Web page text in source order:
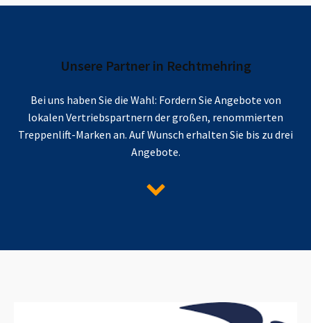
Unsere Partner in Rechtmehring
Bei uns haben Sie die Wahl: Fordern Sie Angebote von
lokalen Vertriebspartnern der großen, renommierten
Treppenlift-Marken an. Auf Wunsch erhalten Sie bis zu drei
Angebote.